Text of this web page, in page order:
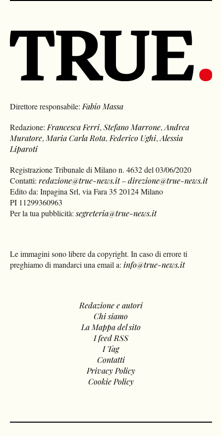
Direttore responsabile:Fabio Massa
Redazione:Francesca Ferri,Stefano Marrone,Andrea
Muratore,Maria Carla Rota,Federico Ughi,Alessia
Liparoti
Registrazione Tribunale di Milano n. 4632 del 03/06/2020
Contatti:redazione@true-news.it–direzione@true-news.it
Edito da: Inpagina Srl, via Fara 35 20124 Milano
PI 11299360963
Per la tua pubblicità:segreteria@true-news.it
Le immagini sono libere da copyright. In caso di errore ti
preghiamo di mandarci una email a: info@true-news.it
Redazione e autori
Chi siamo
La Mappa del sito
I feed RSS
I Tag
Contatti
Privacy Policy
Cookie Policy